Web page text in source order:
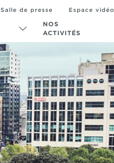
NOS
ACTIVITÉS
Salle de presse Espace vidéo